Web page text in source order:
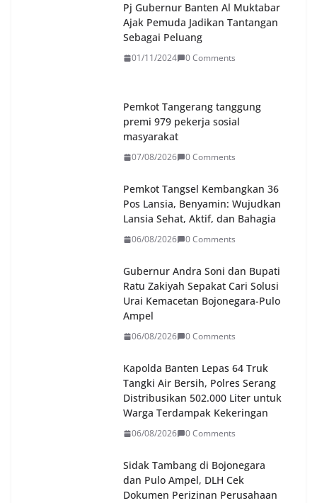
Pj Gubernur Banten Al Muktabar
Ajak Pemuda Jadikan Tantangan
Sebagai Peluang
01/11/2024 0 Comments
Pemkot Tangerang tanggung
premi 979 pekerja sosial
masyarakat
07/08/2026 0 Comments
Pemkot Tangsel Kembangkan 36
Pos Lansia, Benyamin: Wujudkan
Lansia Sehat, Aktif, dan Bahagia
06/08/2026 0 Comments
Gubernur Andra Soni dan Bupati
Ratu Zakiyah Sepakat Cari Solusi
Urai Kemacetan Bojonegara-Pulo
Ampel
06/08/2026 0 Comments
Kapolda Banten Lepas 64 Truk
Tangki Air Bersih, Polres Serang
Distribusikan 502.000 Liter untuk
Warga Terdampak Kekeringan
06/08/2026 0 Comments
Sidak Tambang di Bojonegara
dan Pulo Ampel, DLH Cek
Dokumen Perizinan Perusahaan